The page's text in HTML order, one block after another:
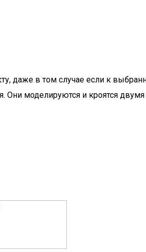
даже в том случае если к
моделируются и кроятся